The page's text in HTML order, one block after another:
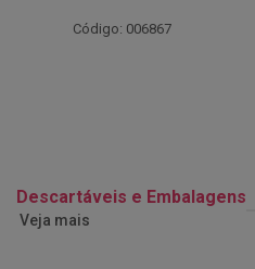
Código: 028987
Descartáveis e Embalagens
Veja mais